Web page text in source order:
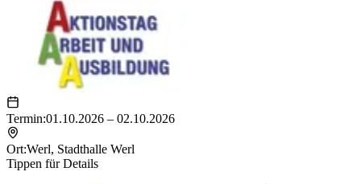
Termin:01.10.2026 – 02.10.2026
Ort:Werl, Stadthalle Werl
Tippen für Details